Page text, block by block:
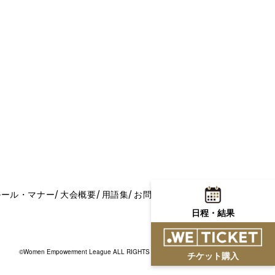
ル・マナー 大会概要 用語集 お問い合わせ
©Women Empowerment League ALL RIGHTS RESERVED.
日程・結果
チケット購入